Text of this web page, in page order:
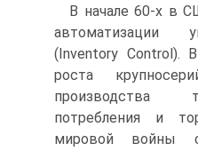
В начале 60-х в
автоматизации
(Inventory Control).
роста
производства
потребления и
мировой войны